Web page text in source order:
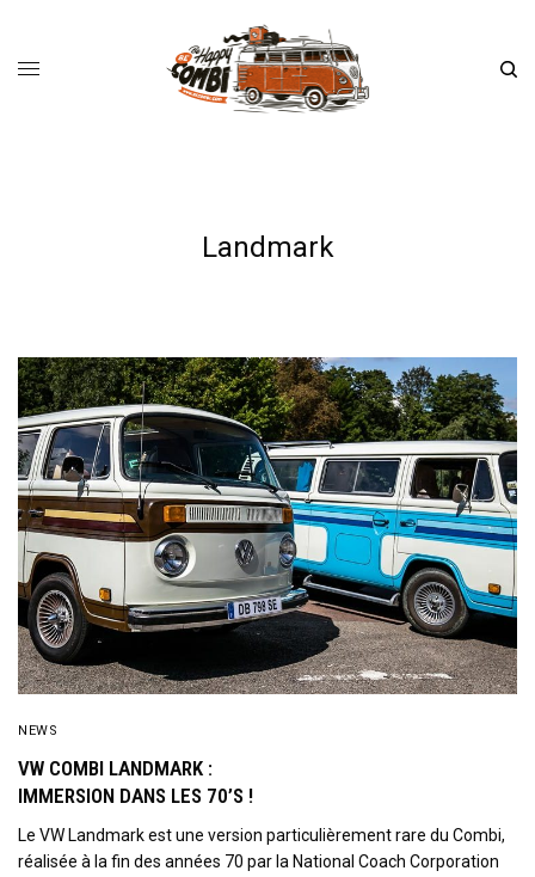
Landmark
NEWS
VW COMBI LANDMARK :
IMMERSION DANS LES 70’S !
Le VW Landmark est une version particulièrement rare du Combi,
réalisée à la fin des années 70 par la National Coach Corporation